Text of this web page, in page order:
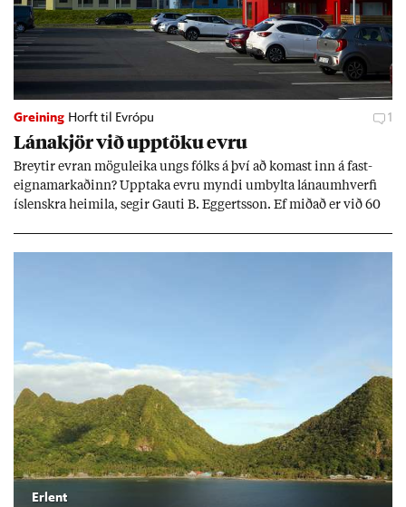
Greining Horft til Evrópu 1
Lána­kjör við upp­töku evru
Breyt­ir evr­an mögu­leika ungs fólks á því að kom­ast inn á fast­
eigna­mark­að­inn? Upp­taka evru myndi um­bylta lánaum­hverfi
ís­lenskra heim­ila, seg­ir Gauti B. Eggerts­son. Ef mið­að er við 60
Erlent